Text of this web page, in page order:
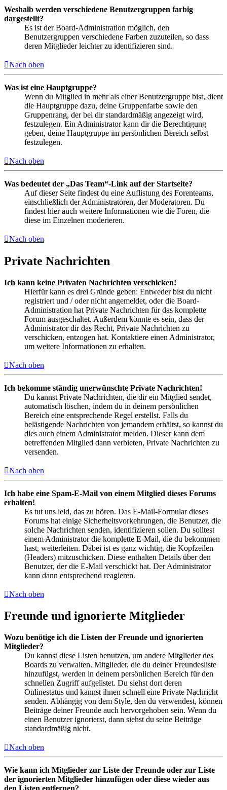
Weshalb werden verschiedene Benutzergruppen farbig
dargestellt?
Es ist der Board-Administration möglich, den
Benutzergruppen verschiedene Farben zuzuteilen, so dass
deren Mitglieder leichter zu identifizieren sind.
Nach oben
Was ist eine Hauptgruppe?
Wenn du Mitglied in mehr als einer Benutzergruppe bist, dient
die Hauptgruppe dazu, deine Gruppenfarbe sowie den
Gruppenrang, der bei dir standardmäßig angezeigt wird,
festzulegen. Ein Administrator kann dir die Berechtigung
geben, deine Hauptgruppe im persönlichen Bereich selbst
festzulegen.
Nach oben
Was bedeutet der „Das Team“-Link auf der Startseite?
Auf dieser Seite findest du eine Auflistung des Forenteams,
einschließlich der Administratoren, der Moderatoren. Du
findest hier auch weitere Informationen wie die Foren, die
diese im Einzelnen moderieren.
Nach oben
Private Nachrichten
Ich kann keine Privaten Nachrichten verschicken!
Hierfür kann es drei Gründe geben: Entweder bist du nicht
registriert und / oder nicht angemeldet, oder die Board-
Administration hat Private Nachrichten für das komplette
Forum ausgeschaltet. Außerdem könnte es sein, dass der
Administrator dir das Recht, Private Nachrichten zu
verschicken, entzogen hat. Kontaktiere einen Administrator,
um weitere Informationen zu erhalten.
Nach oben
Ich bekomme ständig unerwünschte Private Nachrichten!
Du kannst Private Nachrichten, die dir ein Mitglied sendet,
automatisch löschen, indem du in deinem persönlichen
Bereich eine entsprechende Regel erstellst. Falls du
belästigende Nachrichten von jemandem erhältst, so kannst du
dies auch einem Administrator melden. Dieser kann dem
betreffenden Mitglied dann verbieten, Private Nachrichten zu
versenden.
Nach oben
Ich habe eine Spam-E-Mail von einem Mitglied dieses Forums
erhalten!
Es tut uns leid, das zu hören. Das E-Mail-Formular dieses
Forums hat einige Sicherheitsvorkehrungen, die Benutzer, die
solche Nachrichten senden, identifizieren sollen. Du solltest
einem Administrator die komplette E-Mail, die du bekommen
hast, weiterleiten. Dabei ist es ganz wichtig, die Kopfzeilen
(Headers) mitzuschicken. Diese enthalten Details über den
Benutzer, der die E-Mail verschickt hat. Der Administrator
kann dann entsprechend reagieren.
Nach oben
Freunde und ignorierte Mitglieder
Wozu benötige ich die Listen der Freunde und ignorierten
Mitglieder?
Du kannst diese Listen benutzen, um andere Mitglieder des
Boards zu verwalten. Mitglieder, die du deiner Freundesliste
hinzufügst, werden in deinem persönlichen Bereich für den
schnellen Zugriff aufgelistet. Du siehst dort deren
Onlinestatus und kannst ihnen schnell eine Private Nachricht
senden. Abhängig von dem Style, den du verwendest, können
Beiträge deiner Freunde auch hervorgehoben sein. Wenn du
einen Benutzer ignorierst, dann siehst du seine Beiträge
standardmäßig nicht.
Nach oben
Wie kann ich Mitglieder zur Liste der Freunde oder zur Liste
der ignorierten Mitglieder hinzufügen oder diese wieder aus